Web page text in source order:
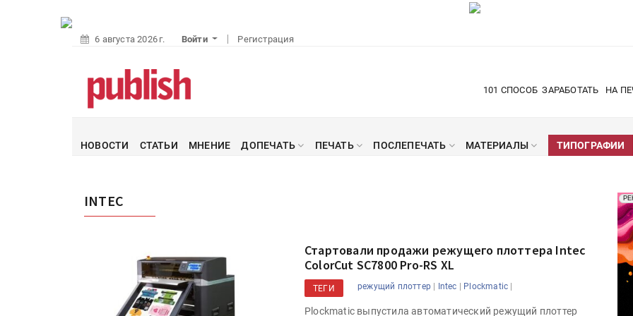
6 августа 2026 г. Войти Регистрация
101 СПОСОБ ЗАРАБОТАТЬ НА
НОВОСТИ СТАТЬИ МНЕНИЕ ДОПЕЧАТЬ ПЕЧАТЬ ПОСЛЕПЕЧАТЬ МАТЕРИАЛЫ ТИПОГРАФИИ
INTEC
Стартовали продажи режущего плоттера Intec
ColorCut SC7800 Pro-RS XL
ТЕГИ режущий плоттер | Intec | Plockmatic |
Plockmatic выпустила автоматический режущий плоттер